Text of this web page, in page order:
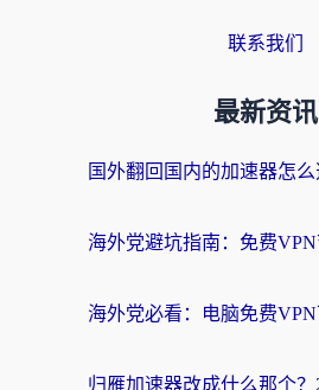
联系我们
最新资讯